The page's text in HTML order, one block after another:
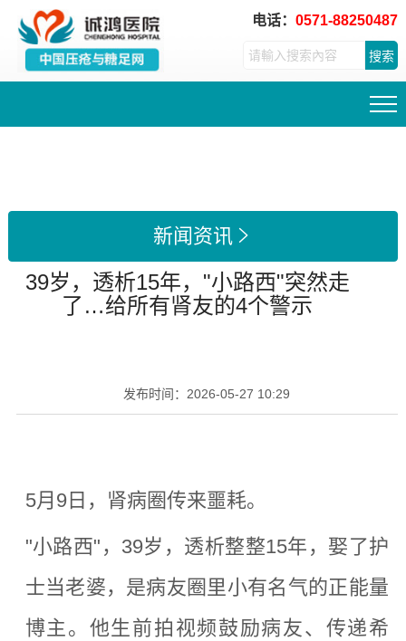
电话：0571-88250487
搜索
新闻资讯 
39岁，透析15年，"小路西"突然走
了…给所有肾友的4个警示
发布时间： 2026-05-27 10:29
5月9日，肾病圈传来噩耗。
"小路西"，39岁，透析整整15年， 娶了护
士当老婆， 是病友圈里小有名气的正能量
博主。他生前拍视频鼓励病友、传递希